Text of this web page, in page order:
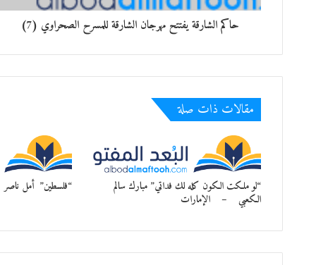
حاكم الشارقة يفتتح مهرجان الشارقة للمسرح الصحراوي (7)
مقالات ذات صلة
“لو ملكت الكون كله لك فداتي” مبارك سالم
الكعبي – الإمارات
“فلسطين” أمل